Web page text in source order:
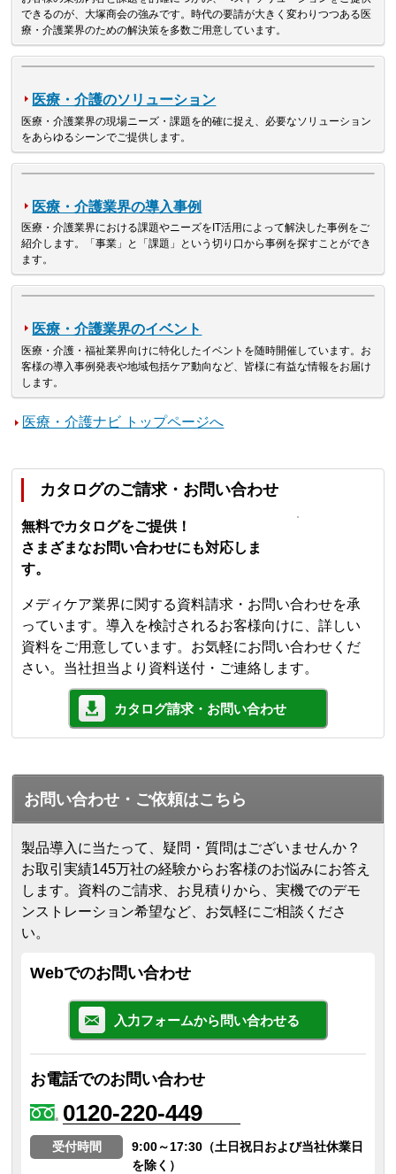
できるのが、大塚商会の強みです。時代の要請が大きく変わりつつある医
療・介護業界のための解決策を多数ご用意しています。
医療・介護のソリューション
医療・介護業界の現場ニーズ・課題を的確に捉え、必要なソリューション
をあらゆるシーンでご提供します。
医療・介護業界の導入事例
医療・介護業界における課題やニーズをIT活用によって解決した事例をご
紹介します。「事業」と「課題」という切り口から事例を探すことができ
ます。
医療・介護業界のイベント
医療・介護・福祉業界向けに特化したイベントを随時開催しています。お
客様の導入事例発表や地域包括ケア動向など、皆様に有益な情報をお届け
します。
医療・介護ナビ トップページへ
カタログのご請求・お問い合わせ
無料でカタログをご提供！
さまざまなお問い合わせにも対応しま
す。
メディケア業界に関する資料請求・お問い合わせを承
っています。導入を検討されるお客様向けに、詳しい
資料をご用意しています。お気軽にお問い合わせくだ
さい。当社担当より資料送付・ご連絡します。
カタログ請求・お問い合わせ
お問い合わせ・ご依頼はこちら
製品導入に当たって、疑問・質問はございませんか？
お取引実績145万社の経験からお客様のお悩みにお答え
します。 資料のご請求、お見積りから、実機でのデモ
ンストレーション希望など、お気軽にご相談くださ
い。
Webでのお問い合わせ
入力フォームから問い合わせる
お電話でのお問い合わせ
0120-220-449
受付時間
9:00～17:30（土日祝日および当社休業日
を除く）